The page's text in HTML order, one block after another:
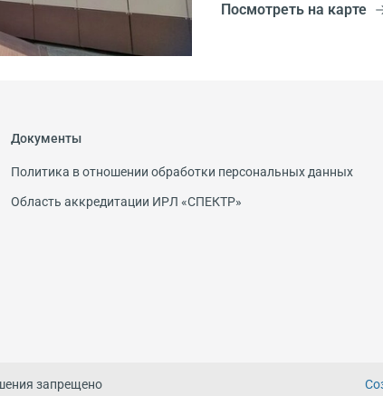
Посмотреть на карте
Документы
Политика в отношении обработки персональных данных
Область аккредитации ИРЛ «СПЕКТР»
запрещено